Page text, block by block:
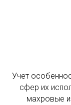
Учет
сфер их
махровые